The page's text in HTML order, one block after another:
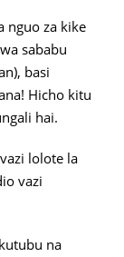
nguo za kike
sababu
basi
Hicho kitu
hai.
lolote la
vazi
na